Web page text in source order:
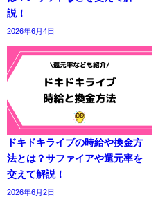
説！
2026年6月4日
ドキドキライブの時給や換金方
法とは？サファイアや還元率を
交えて解説！
2026年6月2日